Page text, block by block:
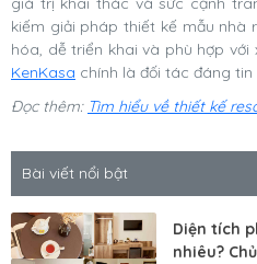
kiếm giải pháp thiết kế mẫu nhà
hóa, dễ triển khai và phù hợp với
KenKasa chính là đối tác đáng tin
Đọc thêm: Tìm hiểu về thiết kế
Bài viết nổi bật
Diện tích
nhiêu?